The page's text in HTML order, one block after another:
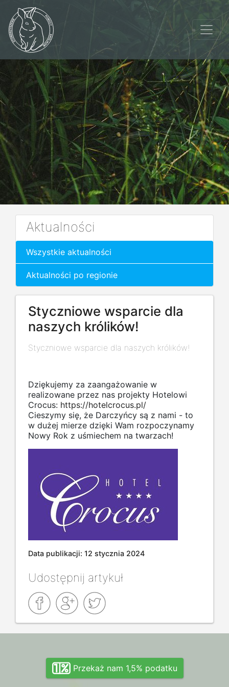
Aktualności
Wszystkie aktualności
Aktualności po regionie
Styczniowe wsparcie dla
naszych królików!
Styczniowe wsparcie dla naszych królików!
Dziękujemy za zaangażowanie w
realizowane przez nas projekty Hotelowi
Crocus: https://hotelcrocus.pl/
Cieszymy się, że Darczyńcy są z nami - to
w dużej mierze dzięki Wam rozpoczynamy
Nowy Rok z uśmiechem na twarzach!
Data publikacji: 12 stycznia 2024
Udostępnij artykuł
Przekaż nam 1,5% podatku